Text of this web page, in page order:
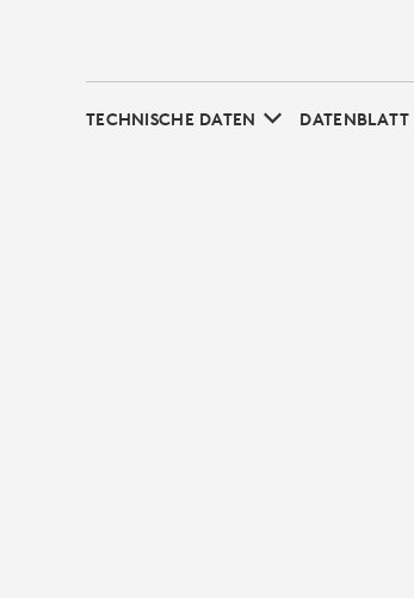
TECHNISCHE DATEN DATENBLATT